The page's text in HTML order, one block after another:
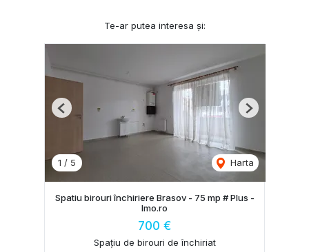
Te-ar putea interesa și:
1 / 5 Harta
Previous Next
Spatiu birouri închiriere Brasov - 75 mp # Plus -
Imo.ro
700 €
Spațiu de birouri de închiriat